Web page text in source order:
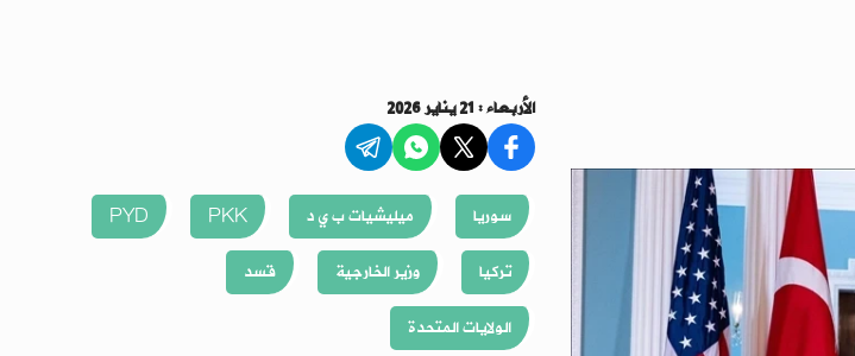
الأربعاء : 21 يناير 2026
سوريا ميليشيات ب ي د PKK
PYD
تركيا
وزير الخارجية
قسد
الولايات المتحدة